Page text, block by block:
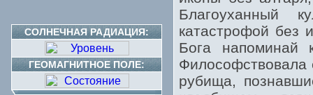
СОЛНЕЧНАЯ РАДИАЦИЯ:
ГЕОМАГНИТНОЕ ПОЛЕ:
Благоуханный
катастрофой без
Бога напоминай
Философствовала
рубища,